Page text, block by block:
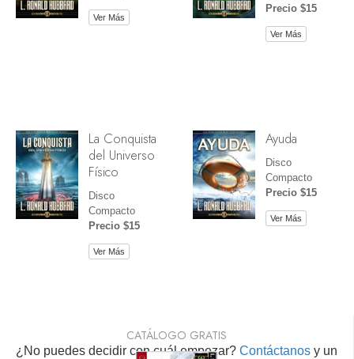
Ver Más
Precio $15
Ver Más
La Conquista
del Universo
Físico
Disco
Compacto
Precio $15
Ver Más
Ayuda
Disco
Compacto
Precio $15
Ver Más
¿No puedes decidir con cuál empezar? Contáctanos y un
CATÁLOGO GRATIS